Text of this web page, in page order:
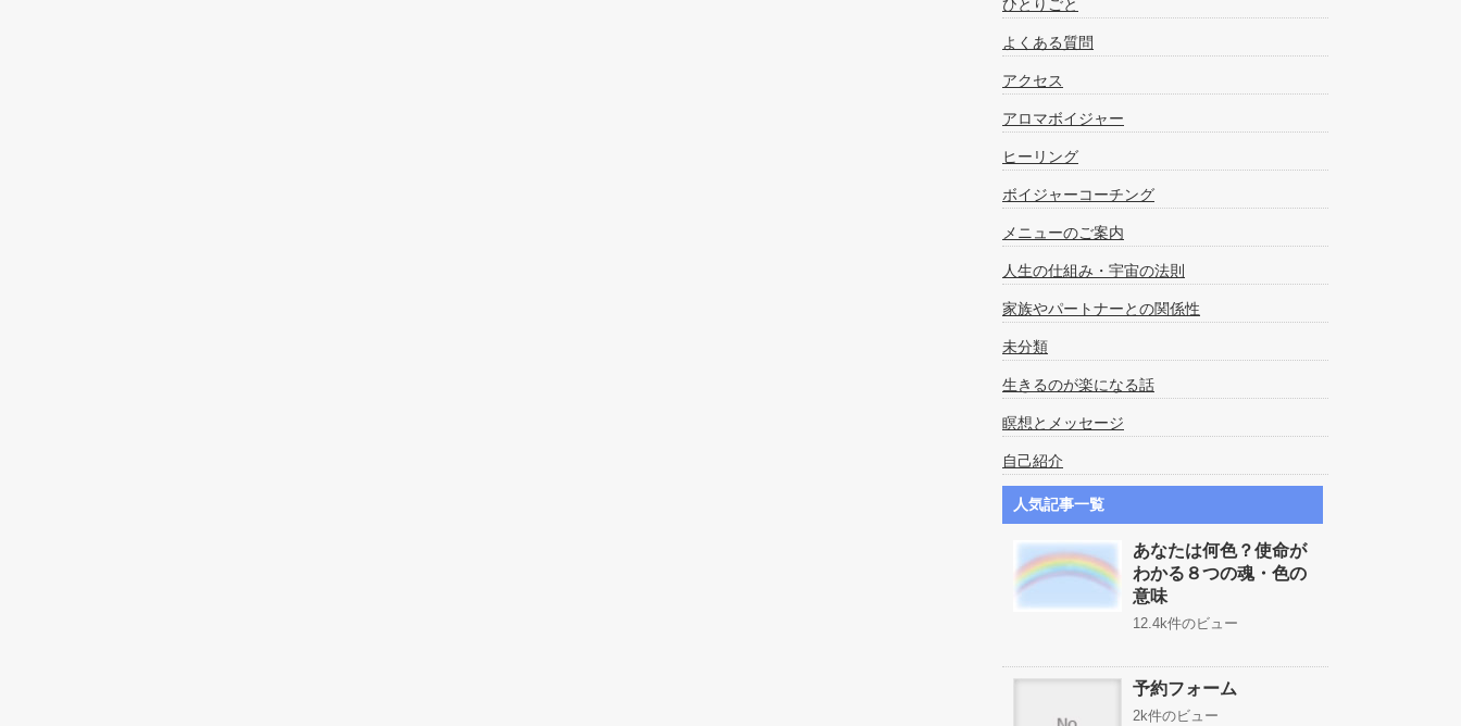
ひとりごと
よくある質問
アクセス
アロマボイジャー
ヒーリング
ボイジャーコーチング
メニューのご案内
人生の仕組み・宇宙の法則
家族やパートナーとの関係性
未分類
生きるのが楽になる話
瞑想とメッセージ
自己紹介
人気記事一覧
あなたは何色？使命が
わかる８つの魂・色の
意味
12.4k件のビュー
予約フォーム
2k件のビュー